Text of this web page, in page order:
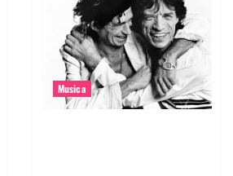
en
Chile
2026:
crecen
los
rumores
sobre
su
regreso
Musica